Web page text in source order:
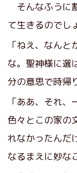
そんなふうに
て生きるのでし
「ねえ、なん
な。聖神様に選
分の意思で時帰
「ああ、それ
色々とこの家の
れなかったんだ
なるまえに妙な